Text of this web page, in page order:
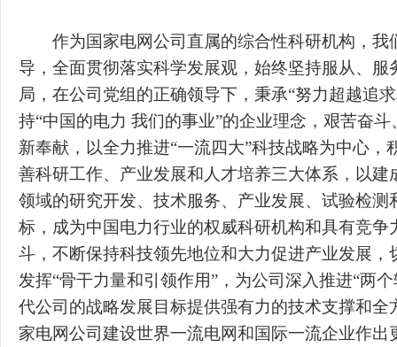
作为国家电网公司直属的综合性科研机构，我
导，全面贯彻落实科学发展观，始终坚持服从、服
局，在公司党组的正确领导下，秉承“努力超越追
持“中国的电力 我们的事业”的企业理念，艰苦奋
新奉献，以全力推进“一流四大”科技战略为中心，
善科研工作、产业发展和人才培养三大体系，以建
领域的研究开发、技术服务、产业发展、试验检测
标，成为中国电力行业的权威科研机构和具有竞争
斗，不断保持科技领先地位和大力促进产业发展，
发挥“骨干力量和引领作用”，为公司深入推进“两
代公司的战略发展目标提供强有力的技术支撑和全
家电网公司建设世界一流电网和国际一流企业作出